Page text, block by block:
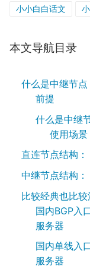
小小白白话文
本文导航目录
什么是中继节点
前提
什么是中继
使用场景
直连节点结构：
中继节点结构：
比较经典也比
国内BGP
服务器
国内单线
服务器